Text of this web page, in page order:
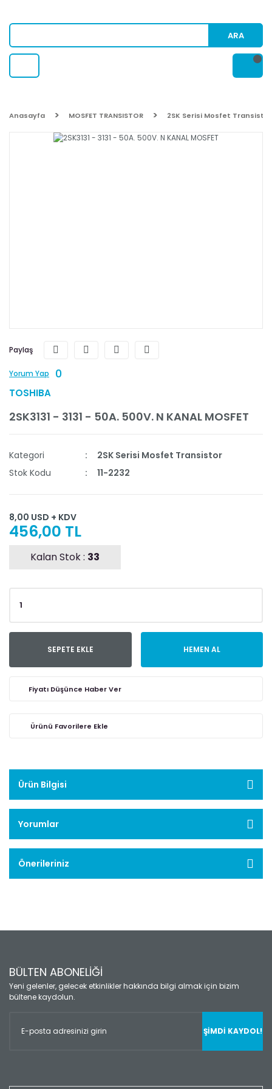
ARA
Anasayfa MOSFET TRANSISTOR 2SK Serisi Mosfet Transistor
Paylaş
Yorum Yap 0
TOSHIBA
2SK3131 - 3131 - 50A. 500V. N KANAL MOSFET
Kategori
2SK Serisi Mosfet Transistor
Stok Kodu
11-2232
8,00 USD + KDV
456,00 TL
Kalan Stok : 33
SEPETE EKLE HEMEN AL
Fiyatı Düşünce Haber Ver
Ürün Bilgisi
Yorumlar
Önerileriniz
BÜLTEN ABONELİĞİ
Yeni gelenler, gelecek etkinlikler hakkında bilgi almak için bizim
bültene kaydolun.
ŞİMDİ KAYDOL!